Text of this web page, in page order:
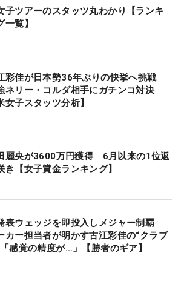
）の360万1630ドルに続き、ツア
る。
江彩佳。「アムンディ・エビアン
ー初制覇を飾った。賞金総額は大
万ドルで、古江は120万ドル
9000万円）のビッグマネーを獲
も10度という安定感も光らせ、今
7873ドル（約3億7000万円）を稼
キングトップ10入り。今季序盤は
が、全米で単独2位に入り、129万
ート約2億300万円）を獲得し
得総額は168万4525ドル（約2億
女子ツアー3年目で過去最高を更
子ツアーのスタッツ丸わかり【ランキ
一覧】
彩佳が日本勢36年ぶりの快挙へ挑戦
ネリー・コルダ相手にガチンコ対決
女子スタッツ分析】
麗央が3600万円獲得 6月以来の1位返
き【女子賞金ランキング】
表ウェッジを即投入しメジャー制覇
カー担当者が明かす古江彩佳の“クラブ
感覚の精度が…」【勝者のギア】